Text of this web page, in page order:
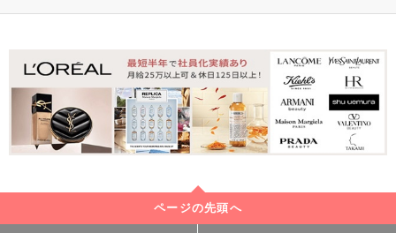
ページの先頭へ